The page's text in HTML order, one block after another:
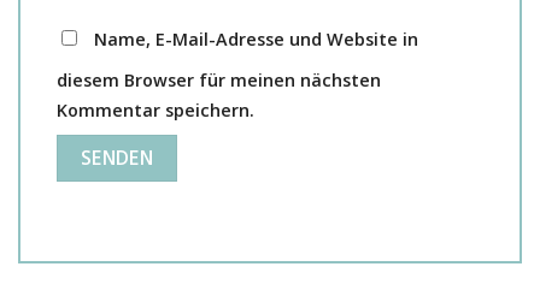
Name, E-Mail-Adresse und Website in
diesem Browser für meinen nächsten
Kommentar speichern.